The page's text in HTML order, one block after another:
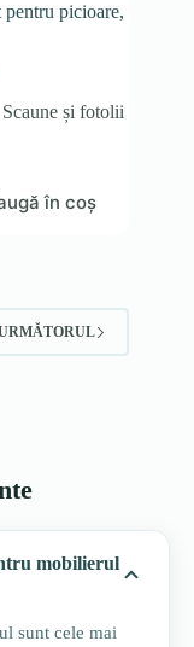
picioare,
Scaune și fotolii
în coș
mobilierul
sunt cele mai